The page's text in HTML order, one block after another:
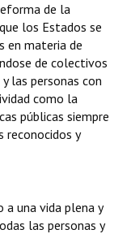
de la
los Estados se
en materia de
de colectivos
las personas con
como la
públicas siempre
reconocidos y
a una vida plena y
las personas y